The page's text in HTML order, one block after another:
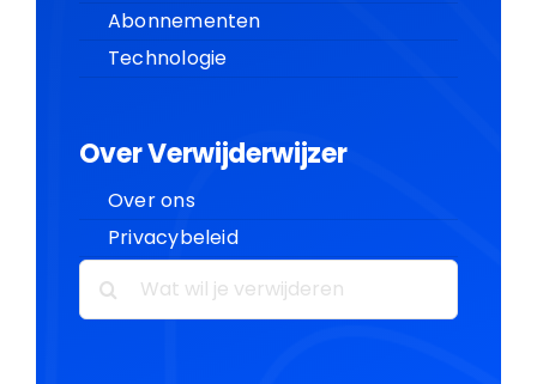
Abonnementen
Technologie
Over Verwijderwijzer
Over ons
Privacybeleid
Zoeken
naar: